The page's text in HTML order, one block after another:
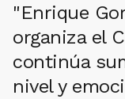
"Enrique
organiza el
continúa
nivel y